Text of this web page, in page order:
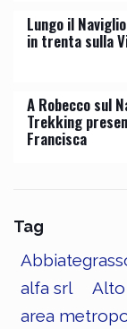
Lungo il
in trenta sulla
A Robecco sul
Trekking
Francisca
Tag
alfa srl
Alto
area